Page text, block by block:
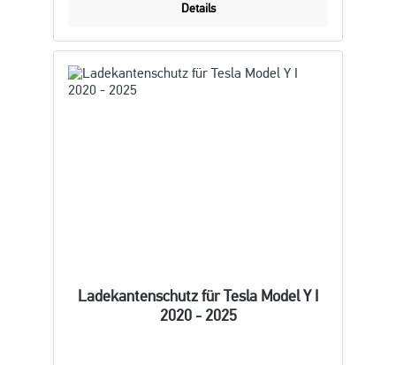
Details
Ladekantenschutz für Tesla Model Y I
2020 - 2025